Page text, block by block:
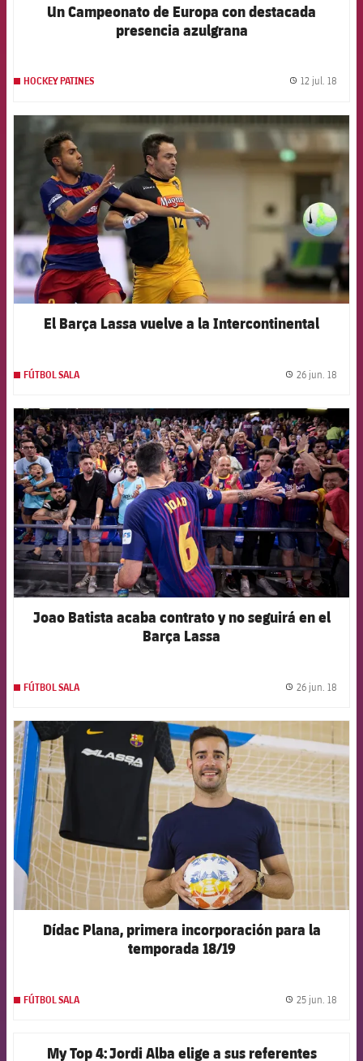
Un Campeonato de Europa con destacada
presencia azulgrana
HOCKEY PATINES 12 jul. 18
FCB Barcelona badge
El Barça Lassa vuelve a la Intercontinental
FÚTBOL SALA 26 jun. 18
FCB Barcelona badge
Joao Batista acaba contrato y no seguirá en el
Barça Lassa
FÚTBOL SALA 26 jun. 18
FCB Barcelona badge
Dídac Plana, primera incorporación para la
temporada 18/19
FÚTBOL SALA 25 jun. 18
FCB Barcelona badge
My Top 4: Jordi Alba elige a sus referentes